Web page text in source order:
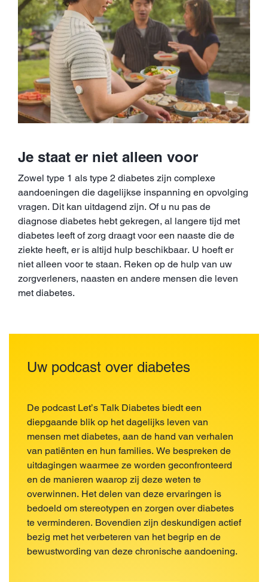
Je staat er niet alleen voor
Zowel type 1 als type 2 diabetes zijn complexe
aandoeningen die dagelijkse inspanning en opvolging
vragen. Dit kan uitdagend zijn. Of u nu pas de
diagnose diabetes hebt gekregen, al langere tijd met
diabetes leeft of zorg draagt voor een naaste die de
ziekte heeft, er is altijd hulp beschikbaar. U hoeft er
niet alleen voor te staan. Reken op de hulp van uw
zorgverleners, naasten en andere mensen die leven
met diabetes.
Uw podcast over diabetes
De podcast Let’s Talk Diabetes biedt een
diepgaande blik op het dagelijks leven van
mensen met diabetes, aan de hand van verhalen
van patiënten en hun families. We bespreken de
uitdagingen waarmee ze worden geconfronteerd
en de manieren waarop zij deze weten te
overwinnen. Het delen van deze ervaringen is
bedoeld om stereotypen en zorgen over diabetes
te verminderen. Bovendien zijn deskundigen actief
bezig met het verbeteren van het begrip en de
bewustwording van deze chronische aandoening.